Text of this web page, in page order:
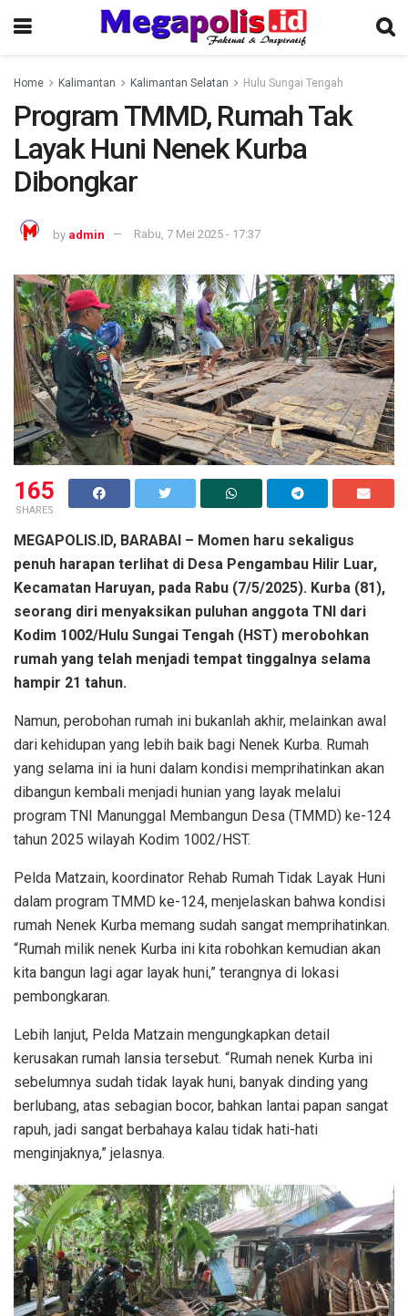
Home Kalimantan Kalimantan Selatan Hulu Sungai Tengah
Program TMMD, Rumah Tak
Layak Huni Nenek Kurba
Dibongkar
by admin Rabu, 7 Mei 2025 - 17:37
165
SHARES
MEGAPOLIS.ID, BARABAI – Momen haru sekaligus
penuh harapan terlihat di Desa Pengambau Hilir Luar,
Kecamatan Haruyan, pada Rabu (7/5/2025). Kurba (81),
seorang diri menyaksikan puluhan anggota TNI dari
Kodim 1002/Hulu Sungai Tengah (HST) merobohkan
rumah yang telah menjadi tempat tinggalnya selama
hampir 21 tahun.
Namun, perobohan rumah ini bukanlah akhir, melainkan awal
dari kehidupan yang lebih baik bagi Nenek Kurba. Rumah
yang selama ini ia huni dalam kondisi memprihatinkan akan
dibangun kembali menjadi hunian yang layak melalui
program TNI Manunggal Membangun Desa (TMMD) ke-124
tahun 2025 wilayah Kodim 1002/HST.
Pelda Matzain, koordinator Rehab Rumah Tidak Layak Huni
dalam program TMMD ke-124, menjelaskan bahwa kondisi
rumah Nenek Kurba memang sudah sangat memprihatinkan.
“Rumah milik nenek Kurba ini kita robohkan kemudian akan
kita bangun lagi agar layak huni,” terangnya di lokasi
pembongkaran.
Lebih lanjut, Pelda Matzain mengungkapkan detail
kerusakan rumah lansia tersebut. “Rumah nenek Kurba ini
sebelumnya sudah tidak layak huni, banyak dinding yang
berlubang, atas sebagian bocor, bahkan lantai papan sangat
rapuh, jadi sangat berbahaya kalau tidak hati-hati
menginjaknya,” jelasnya.